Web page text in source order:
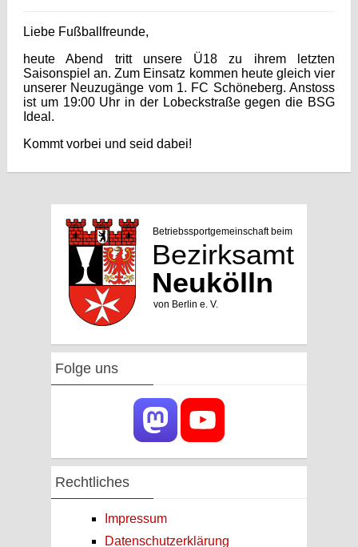
Liebe Fußballfreunde,
heute Abend tritt unsere Ü18 zu ihrem letzten
Saisonspiel an. Zum Einsatz kommen heute gleich vier
unserer Neuzugänge vom 1. FC Schöneberg. Anstoss
ist um 19:00 Uhr in der Lobeckstraße gegen die BSG
Ideal.
Kommt vorbei und seid dabei!
Folge uns
Rechtliches
Impressum
Datenschutzerklärung